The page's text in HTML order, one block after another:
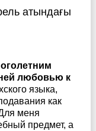
атындағы
любовью к
языка,
как
меня
предмет, а